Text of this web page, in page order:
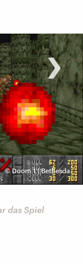
©Doom 1 | Bethesda
das Spiel
›